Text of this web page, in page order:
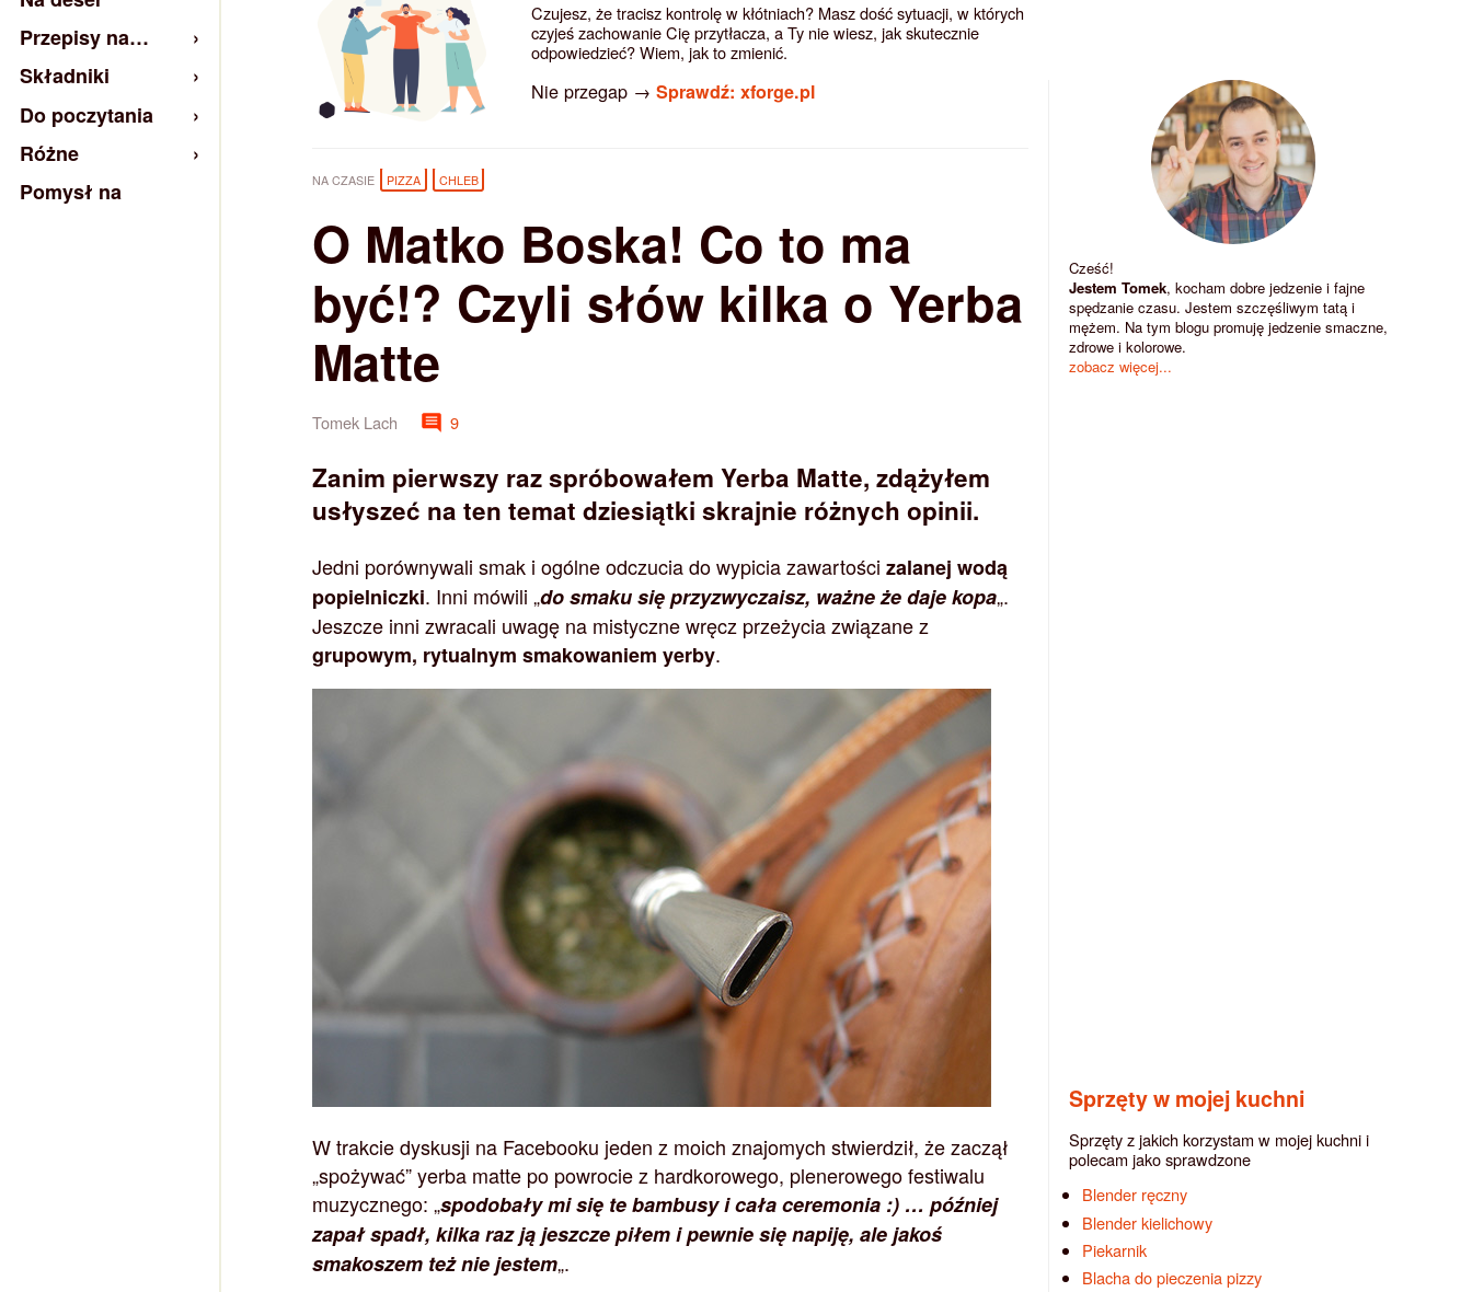
Czujesz, że tracisz kontrolę w kłótniach? Masz dość sytuacji, w których
czyjeś zachowanie Cię przytłacza, a Ty nie wiesz, jak skutecznie
odpowiedzieć? Wiem, jak to zmienić.
Nie przegap → Sprawdź: xforge.pl
NA CZASIE PIZZA CHLEB
O Matko Boska! Co to ma
być!? Czyli słów kilka o Yerba
Matte
Tomek Lach 9
Zanim pierwszy raz spróbowałem Yerba Matte, zdążyłem
usłyszeć na ten temat dziesiątki skrajnie różnych opinii.
Jedni porównywali smak i ogólne odczucia do wypicia zawartości zalanej wodą
popielniczki. Inni mówili „do smaku się przyzwyczaisz, ważne że daje kopa„.
Jeszcze inni zwracali uwagę na mistyczne wręcz przeżycia związane z
grupowym, rytualnym smakowaniem yerby.
W trakcie dyskusji na Facebooku jeden z moich znajomych stwierdził, że zaczął
„spożywać” yerba matte po powrocie z hardkorowego, plenerowego festiwalu
muzycznego: „spodobały mi się te bambusy i cała ceremonia :) … później
zapał spadł, kilka raz ją jeszcze piłem i pewnie się napiję, ale jakoś
smakoszem też nie jestem„.
Cześć!
Jestem Tomek, kocham dobre jedzenie i fajne
spędzanie czasu. Jestem szczęśliwym tatą i
mężem. Na tym blogu promuję jedzenie smaczne,
zdrowe i kolorowe.
zobacz więcej...
Sprzęty w mojej kuchni
Sprzęty z jakich korzystam w mojej kuchni i
polecam jako sprawdzone
Blender ręczny
Blender kielichowy
Piekarnik
Blacha do pieczenia pizzy
Przepisy na…
Składniki
Do poczytania
Różne
Pomysł na